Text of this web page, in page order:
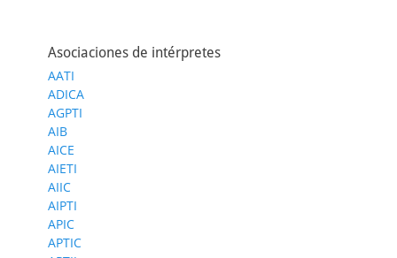
Asociaciones de intérpretes
AATI
ADICA
AGPTI
AIB
AICE
AIETI
AIIC
AIPTI
APIC
APTIC